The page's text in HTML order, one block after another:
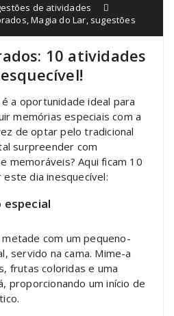
de atividades
,Magia do Lar, sugestões
10 atividades
a oportunidade ideal para
memórias especiais com a
de optar pelo tradicional
surpreender com
memoráveis? Aqui ficam 10
dia inesquecível:
especial
com um pequeno-
servido na cama. Mime-a
frutas coloridas e uma
proporcionando um início de